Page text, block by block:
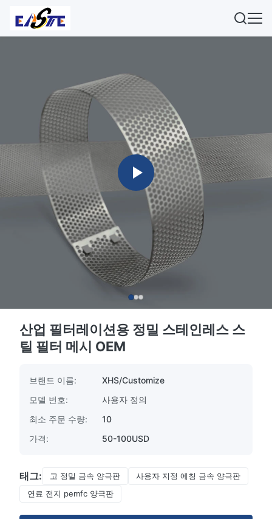
산업 필터레이션용 정밀 스테인레스 스
틸 필터 메시 OEM
브랜드 이름:
XHS/Customize
모델 번호:
사용자 정의
최소 주문 수량:
10
가격:
50-100USD
태그: 고 정밀 금속 양극판
사용자 지정 에칭 금속 양극판
연료 전지 pemfc 양극판